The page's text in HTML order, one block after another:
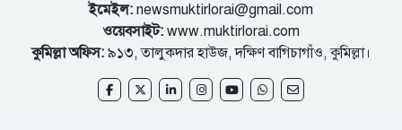
ইমেইল: newsmuktirlorai@gmail.com
ওয়েবসাইট: www.muktirlorai.com
কুমিল্লা অফিস: ৯১৩, তালুকদার হাউজ, দক্ষিণ বাগিচাগাঁও, কুমিল্লা।